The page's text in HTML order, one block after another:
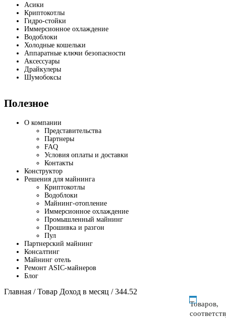
Асики
Криптокотлы
Гидро-стойки
Иммерсионное охлаждение
Водоблоки
Холодные кошельки
Аппаратные ключи безопасности
Аксессуары
Драйкулеры
Шумобоксы
Полезное
О компании
Представительства
Партнеры
FAQ
Условия оплаты и доставки
Контакты
Конструктор
Решения для майнинга
Криптокотлы
Водоблоки
Майнинг-отопление
Иммерсионное охлаждение
Промышленный майнинг
Прошивка и разгон
Пул
Партнерский майнинг
Консалтинг
Майнинг отель
Ремонт ASIC-майнеров
Блог
Главная / Товар Доход в месяц / 344.52
Товаров,